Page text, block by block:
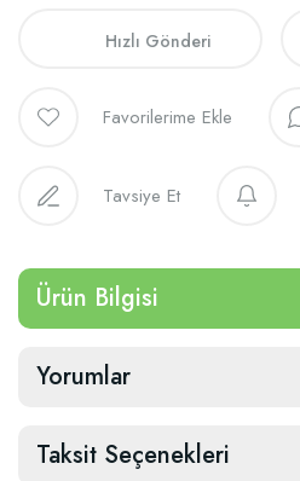
Hızlı Gönderi
Tavsiye Et
Ürün Bilgisi
Yorumlar
Taksit Seçenekleri